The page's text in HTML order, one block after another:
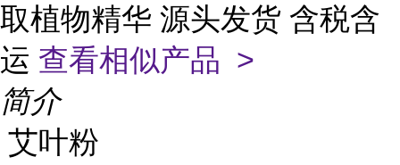
取植物精华 源头发货 含税含
运 查看相似产品 >
简介
艾叶粉